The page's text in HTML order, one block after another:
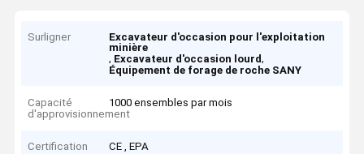
Surligner
Excavateur d'occasion pour l'exploitation
minière
, Excavateur d'occasion lourd,
Équipement de forage de roche SANY
Capacité
d'approvisionnement
1000 ensembles par mois
Certification CE , EPA